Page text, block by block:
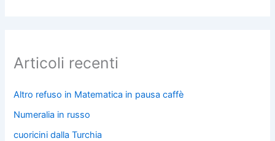
Articoli recenti
Altro refuso in Matematica in pausa caffè
Numeralia in russo
cuoricini dalla Turchia